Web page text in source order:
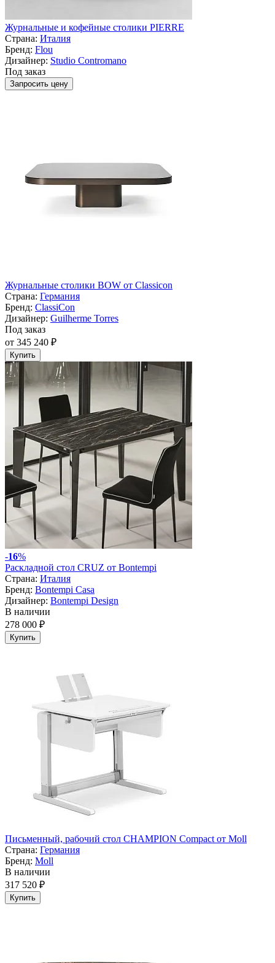
Журнальные и кофейные столики PIERRE
Страна: Италия
Бренд: Flou
Дизайнер: Studio Contromano
Под заказ
Запросить цену
Журнальные столики BOW от Classicon
Страна: Германия
Бренд: ClassiСon
Дизайнер: Guilherme Torres
Под заказ
от 345 240 ₽
Купить
-16%
Раскладной стол CRUZ от Bontempi
Страна: Италия
Бренд: Bontempi Casa
Дизайнер: Bontempi Design
В наличии
278 000 ₽
Купить
Письменный, рабочий стол CHAMPION Compact от Moll
Страна: Германия
Бренд: Moll
В наличии
317 520 ₽
Купить